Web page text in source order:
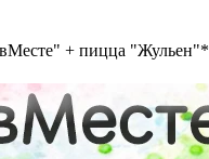
+ пицца "Жульен"*